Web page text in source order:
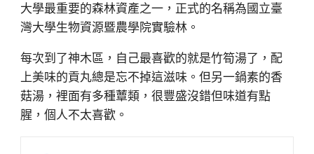
大學最重要的森林資產之一，正式的名稱為國立臺
灣大學生物資源暨農學院實驗林。
每次到了神木區，自己最喜歡的就是竹筍湯了，配
上美味的貢丸總是忘不掉這滋味。但另一鍋素的香
菇湯，裡面有多種蕈類，很豐盛沒錯但味道有點
腥，個人不太喜歡。